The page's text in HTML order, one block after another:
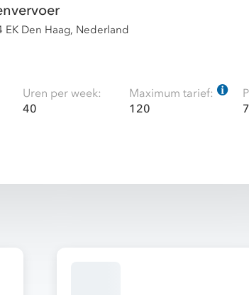
EK Den Haag, Nederland
Uren per week:
40
Maximum tarief:
120